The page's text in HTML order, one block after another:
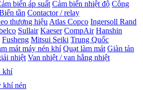
biến áp suất Cảm biến nhiệt độ Công
tần Contactor / relay
thương hiệu Atlas Copco Ingersoll Rand
Sullair Kaeser CompAir Hanshin
Fusheng Mitsui Seiki Trung Quốc
mát máy nén khí Quạt làm mát Giàn tản
nhiệt Van nhiệt / van hằng nhiệt
khí
khí nén